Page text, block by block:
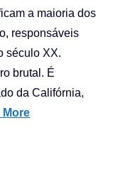
a maioria dos
responsáveis
século XX.
brutal. É
da Califórnia,
More